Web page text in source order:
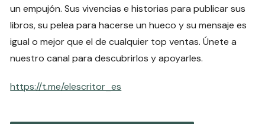
un empujón. Sus vivencias e historias para publicar sus
libros, su pelea para hacerse un hueco y su mensaje es
igual o mejor que el de cualquier top ventas. Únete a
nuestro canal para descubrirlos y apoyarles.
https://t.me/elescritor_es